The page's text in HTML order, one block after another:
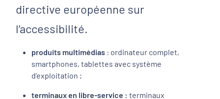
directive européenne sur
l’accessibilité.
produits multimédias : ordinateur complet,
smartphones, tablettes avec système
d’exploitation ;
terminaux en libre-service : terminaux